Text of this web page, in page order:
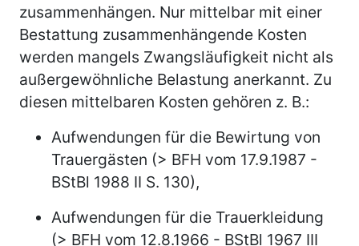
zusammenhängen. Nur mittelbar mit einer
Bestattung zusammenhängende Kosten
werden mangels Zwangsläufigkeit nicht als
außergewöhnliche Belastung anerkannt. Zu
diesen mittelbaren Kosten gehören z. B.:
Aufwendungen für die Bewirtung von
Trauergästen (> BFH vom 17.9.1987 -
BStBl 1988 II S. 130),
Aufwendungen für die Trauerkleidung
(> BFH vom 12.8.1966 - BStBl 1967 III